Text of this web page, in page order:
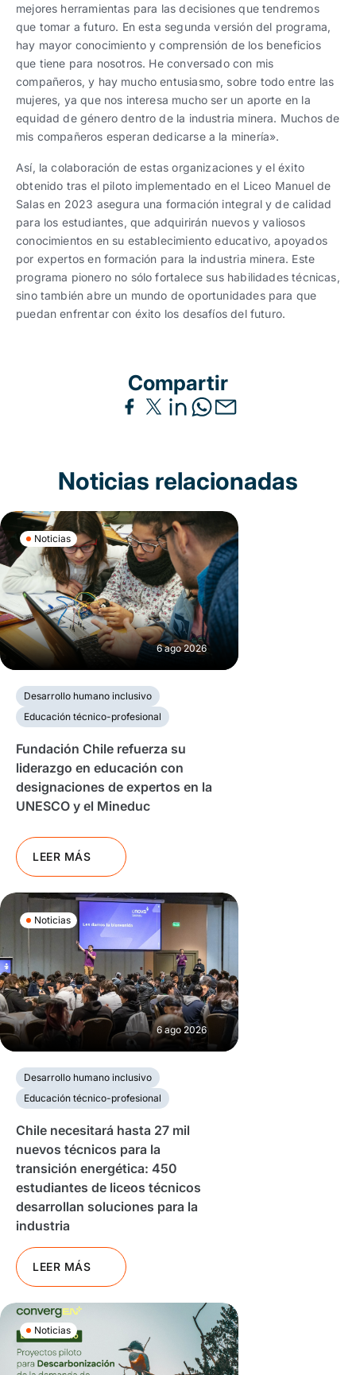
mejores herramientas para las decisiones que tendremos
que tomar a futuro. En esta segunda versión del programa,
hay mayor conocimiento y comprensión de los beneficios
que tiene para nosotros. He conversado con mis
compañeros, y hay mucho entusiasmo, sobre todo entre las
mujeres, ya que nos interesa mucho ser un aporte en la
equidad de género dentro de la industria minera. Muchos de
mis compañeros esperan dedicarse a la minería».
Así, la colaboración de estas organizaciones y el éxito
obtenido tras el piloto implementado en el Liceo Manuel de
Salas en 2023 asegura una formación integral y de calidad
para los estudiantes, que adquirirán nuevos y valiosos
conocimientos en su establecimiento educativo, apoyados
por expertos en formación para la industria minera. Este
programa pionero no sólo fortalece sus habilidades técnicas,
sino también abre un mundo de oportunidades para que
puedan enfrentar con éxito los desafíos del futuro.
Compartir
Noticias relacionadas
Noticias
6 ago 2026
Desarrollo humano inclusivo
Educación técnico-profesional
Fundación Chile refuerza su
liderazgo en educación con
designaciones de expertos en la
UNESCO y el Mineduc
LEER MÁS
Noticias
6 ago 2026
Desarrollo humano inclusivo
Educación técnico-profesional
Chile necesitará hasta 27 mil
nuevos técnicos para la
transición energética: 450
estudiantes de liceos técnicos
desarrollan soluciones para la
industria
LEER MÁS
Noticias